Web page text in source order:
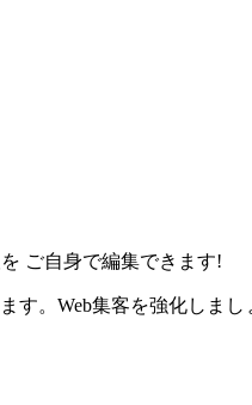
ご自身で編集できます!
。Web集客を強化しまし